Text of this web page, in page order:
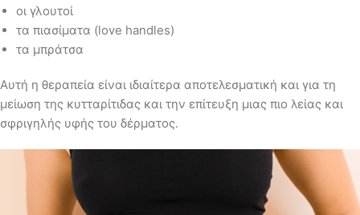
οι γλουτοί
τα πιασίματα (love handles)
τα μπράτσα
Αυτή η θεραπεία είναι ιδιαίτερα αποτελεσματική και για τη
μείωση της κυτταρίτιδας και την επίτευξη μιας πιο λείας και
σφριγηλής υφής του δέρματος.